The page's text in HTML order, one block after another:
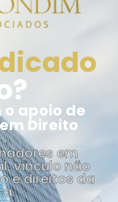
apoio de
Direito
em
vínculo não
e direitos da